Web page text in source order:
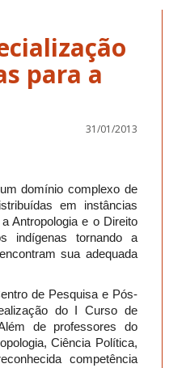
para a
31/01/2013
domínio complexo de
em instâncias
Antropologia e o Direito
indígenas tornando a
sua adequada
de Pesquisa e Pós-
do I Curso de
de professores do
Ciência Política,
competência